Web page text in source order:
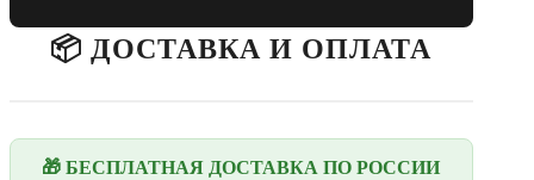
📦 ДОСТАВКА И ОПЛАТА
🎁 БЕСПЛАТНАЯ ДОСТАВКА ПО РОССИИ